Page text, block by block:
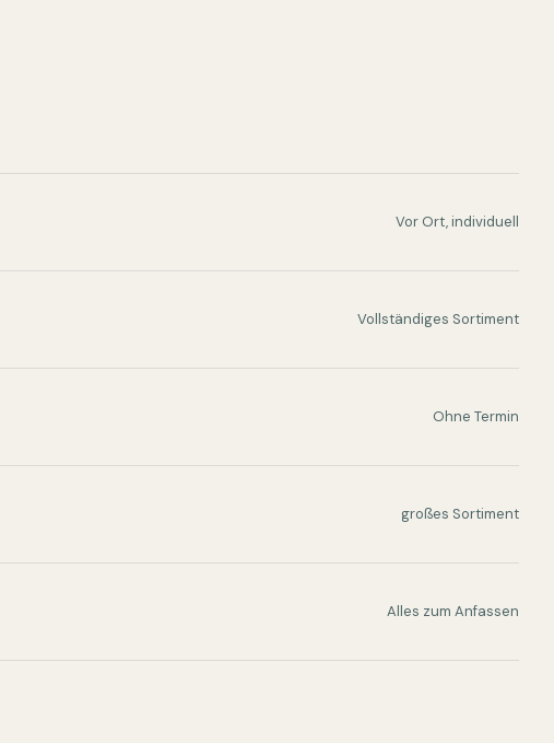
Vor Ort, individuell
Vollständiges Sortiment
Ohne Termin
großes Sortiment
Alles zum Anfassen